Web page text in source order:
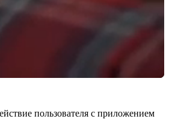
пользователя с приложением